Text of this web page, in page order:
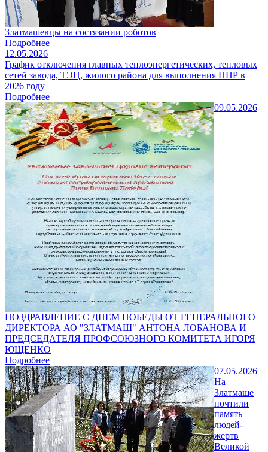
Златмашевцы на состязании роботов
Подробнее
12.05.2026
График отключения главных теплоэнергетических, тепловых
сетей завода, ТЭЦ, жилого района для выполнения ППР в
2026 году
Подробнее
09.05.2026
ПОЗДРАВЛЕНИЕ С ДНЕМ ПОБЕДЫ ОТ ГЕНЕРАЛЬНОГО
ДИРЕКТОРА АО "ЗЛАТМАШ" АНТОНА ЛОБАНОВА И
ПРЕДСЕДАТЕЛЯ ПРОФСОЮЗНОГО КОМИТЕТА ИГОРЯ
ЮЩЕНКО
Подробнее
07.05.2026
На
Златмаше
почтили
память
людей-
жертв
Великой